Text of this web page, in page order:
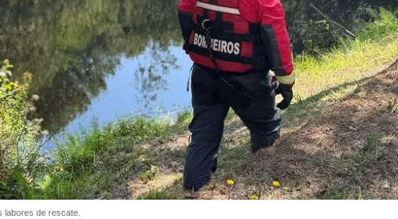
labores de rescate.